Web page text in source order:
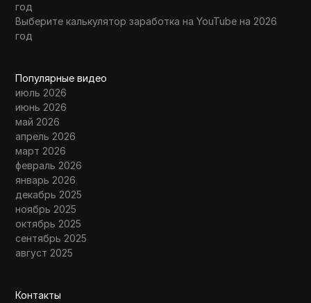
год
Выберите калькулятор заработка на YouTube на 2026
год
Популярные видео
июль 2026
июнь 2026
май 2026
апрель 2026
март 2026
февраль 2026
январь 2026
декабрь 2025
ноябрь 2025
октябрь 2025
сентябрь 2025
август 2025
Контакты